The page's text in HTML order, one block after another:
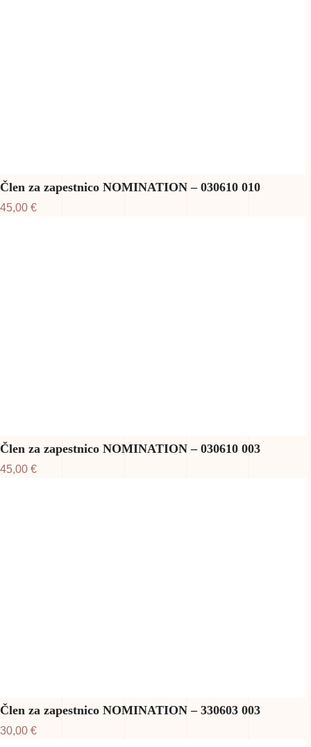
Člen za zapestnico NOMINATION – 030610 010
45,00 €
Člen za zapestnico NOMINATION – 030610 003
45,00 €
Člen za zapestnico NOMINATION – 330603 003
30,00 €